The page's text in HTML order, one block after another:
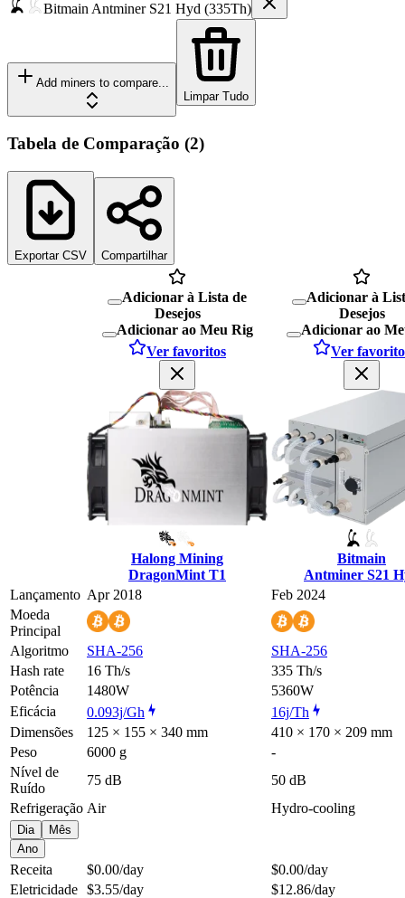
Bitmain Antminer S21 Hyd (335Th)
Add miners to compare...
Limpar Tudo
Tabela de Comparação (2)
Exportar CSV Compartilhar
Adicionar à Lista de
Desejos
Adicionar ao Meu Rig
Ver favoritos
Halong Mining
DragonMint T1
Adicionar à
Desejos
Adicionar ao
Ver
Bitmain
Antminer S21
Lançamento Apr 2018
Feb 2024
Moeda
Principal
Algoritmo
SHA-256
SHA-256
Hash rate
16 Th/s
335 Th/s
Potência
1480W
5360W
Eficácia
0.093j/Gh
16j/Th
Dimensões
125 × 155 × 340 mm
410 × 170 × 209 mm
Peso
6000 g
-
Nível de
Ruído
75 dB
50 dB
Refrigeração Air Hydro-cooling
Dia
Mês
Ano
Receita $0.00/day $0.00/day
Eletricidade $3.55/day $12.86/day